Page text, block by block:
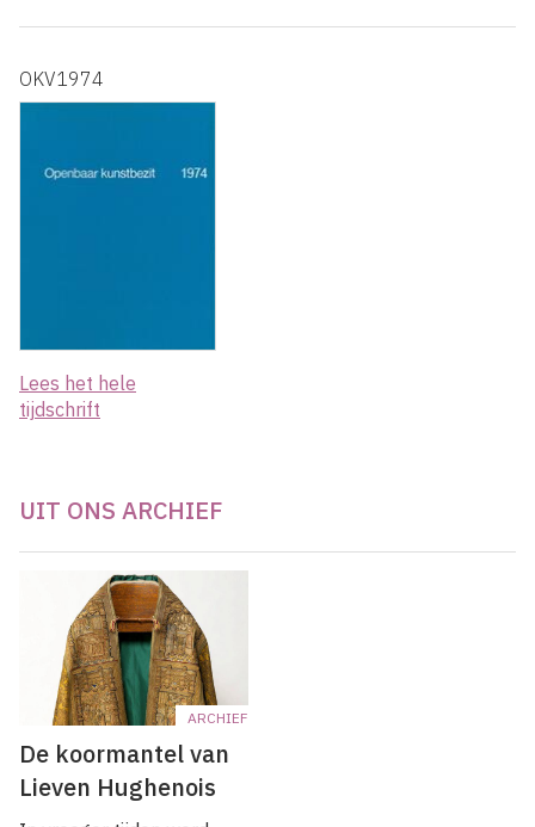
OKV1974
Lees het hele
tijdschrift
UIT ONS ARCHIEF
ARCHIEF
De koormantel van
Lieven Hughenois